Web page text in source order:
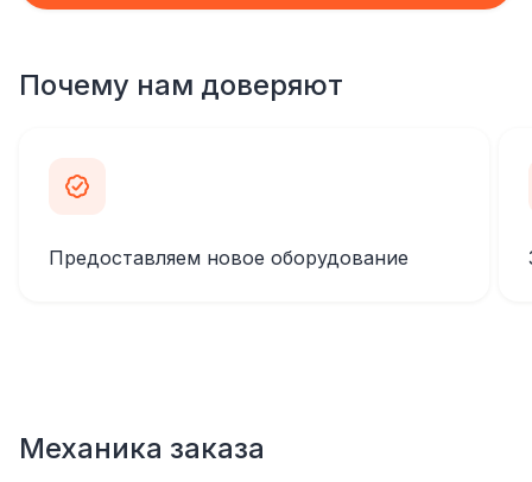
Почему нам доверяют
Предоставляем новое оборудование
Механика заказа